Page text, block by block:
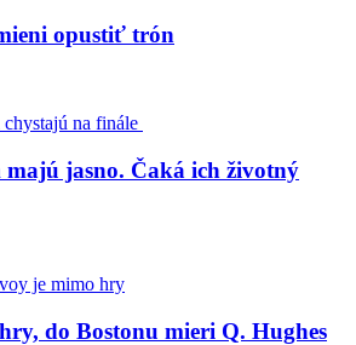
opustiť trón
jasno. Čaká ich životný
do Bostonu mieri Q. Hughes